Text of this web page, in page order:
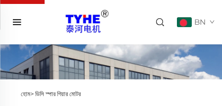
BN
হোম>ডিসি স্পার গিয়ার মোটর